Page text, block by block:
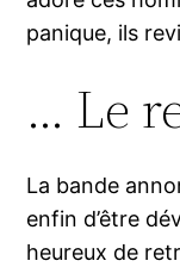
panique, ils
… Le
La bande
enfin d’être
heureux de